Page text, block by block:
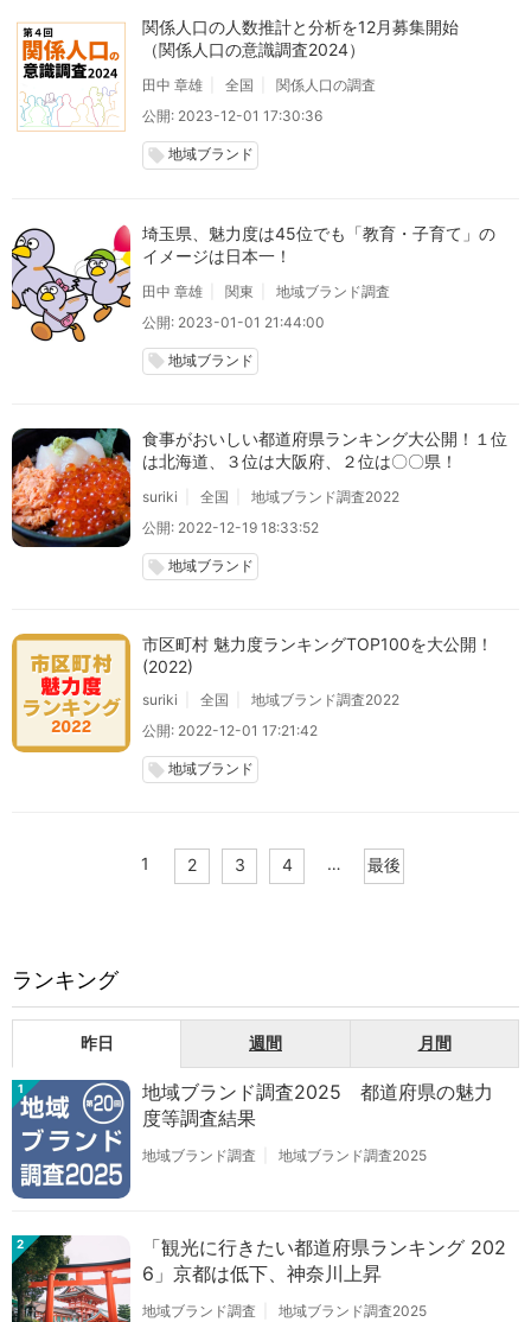
関係人口の人数推計と分析を12月募集開始
（関係人口の意識調査2024）
田中 章雄 全国
関係人口の調査
公開: 2023-12-01 17:30:36
local_offer 地域ブランド
埼玉県、魅力度は45位でも「教育・子育て」の
イメージは日本一！
田中 章雄 関東
地域ブランド調査
公開: 2023-01-01 21:44:00
local_offer 地域ブランド
食事がおいしい都道府県ランキング大公開！１位
は北海道、３位は大阪府、２位は〇〇県！
suriki 全国
地域ブランド調査2022
公開: 2022-12-19 18:33:52
local_offer 地域ブランド
市区町村 魅力度ランキングTOP100を大公開！
(2022)
suriki 全国
地域ブランド調査2022
公開: 2022-12-01 17:21:42
local_offer 地域ブランド
1 2 3 4 … 最後
ランキング
昨日 週間 月間
1
地域ブランド調査2025 都道府県の魅力
度等調査結果
地域ブランド調査 地域ブランド調査2025
2
「観光に行きたい都道府県ランキング 202
6」京都は低下、神奈川上昇
地域ブランド調査 地域ブランド調査2025